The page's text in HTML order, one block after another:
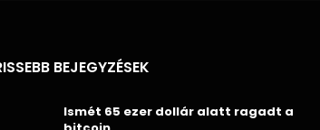
BEJEGYZÉSEK
Ismét 65 ezer dollár alatt ragadt a